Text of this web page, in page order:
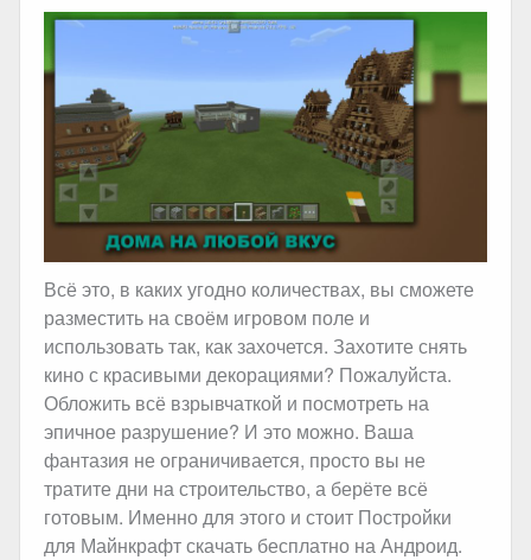
Всё это, в каких угодно количествах, вы сможете
разместить на своём игровом поле и
использовать так, как захочется. Захотите снять
кино с красивыми декорациями? Пожалуйста.
Обложить всё взрывчаткой и посмотреть на
эпичное разрушение? И это можно. Ваша
фантазия не ограничивается, просто вы не
тратите дни на строительство, а берёте всё
готовым. Именно для этого и стоит Постройки
для Майнкрафт скачать бесплатно на Андроид.